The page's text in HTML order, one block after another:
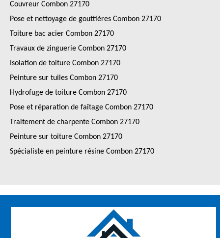
Couvreur Combon 27170
Pose et nettoyage de gouttières Combon 27170
Toiture bac acier Combon 27170
Travaux de zinguerie Combon 27170
Isolation de toiture Combon 27170
Peinture sur tuiles Combon 27170
Hydrofuge de toiture Combon 27170
Pose et réparation de faîtage Combon 27170
Traitement de charpente Combon 27170
Peinture sur toiture Combon 27170
Spécialiste en peinture résine Combon 27170